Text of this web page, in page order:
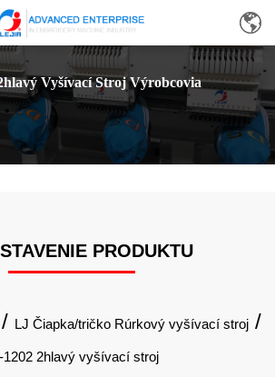
Vyšívací Stroj Výrobcovia
PRODUKTU
/ LJ Čiapka/tričko Rúrkový vyšívací stroj/
1202 2hlavý vyšívací stroj